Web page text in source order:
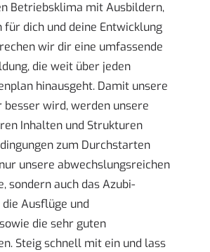
Betriebsklima mit Ausbildern,
für dich und deine Entwicklung
wir dir eine umfassende
die weit über jeden
hinausgeht. Damit unsere
wird, werden unsere
Inhalten und Strukturen
zum Durchstarten
unsere abwechslungsreichen
sondern auch das Azubi-
Ausflüge und
die sehr guten
Steig schnell mit ein und lass